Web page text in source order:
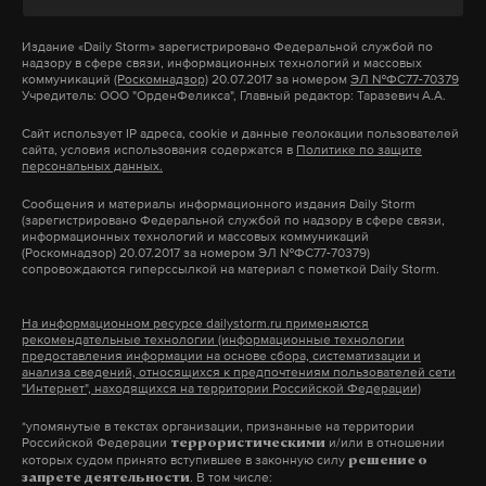
полезные модели, то теперь поддержку можно
получить и на промышленные образцы. Выплата
за один такой образец составит 30 тысяч рублей.
Подать заявку на получение финансовой помощи
платформе Московского инновационного
кластера i.moscow. Данный кластер также
предоставляет полный спектр услуг в сфере
включая консультации, обучающие программы, а
также сервисы для подготовки патентных
документов и оформления кредитов под залог
интеллектуальной собственности.
Издание «Daily Storm» зарегистрировано Федеральной службой по
надзору в сфере связи, информационных технологий и массовых
коммуникаций (Роскомнадзор) 20.07.2017 за номером ЭЛ №ФС77-70379
Учредитель: ООО "ОрденФеликса", Главный редактор: Таразевич А.А.
Сайт использует IP адреса, cookie и данные геолокации пользователей
сайта, условия использования содержатся в Политике по защите
персональных данных.
Сообщения и материалы информационного издания Daily Storm
(зарегистрировано Федеральной службой по надзору в сфере связи,
информационных технологий и массовых коммуникаций
(Роскомнадзор) 20.07.2017 за номером ЭЛ №ФС77-70379)
сопровождаются гиперссылкой на материал с пометкой Daily Storm.
На информационном ресурсе dailystorm.ru применяются
рекомендательные технологии (информационные технологии
предоставления информации на основе сбора, систематизации и
анализа сведений, относящихся к предпочтениям пользователей сети
"Интернет", находящихся на территории Российской Федерации)
*упомянутые в текстах организации, признанные на территории
Российской Федерации террористическими и/или в отношении
которых судом принято вступившее в законную силу решение о
запрете деятельности. В том числе: